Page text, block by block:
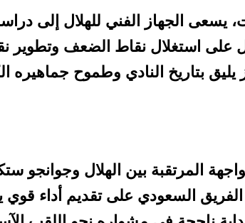
يسعى الجهاز الفني للهلال إلى
استغلال نقاط الضعف وتطوير
يليق بتاريخ النادي وطموح جماهيره
المرتقبة بين الهلال وجوانجو
السعودي على تقديم أداء قوي